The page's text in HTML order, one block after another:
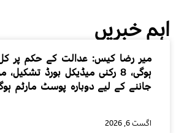
اہم خبریں
میر رضا کیس: عدالت کے حکم پر
ہوگی، 8 رکنی میڈیکل بورڈ
جاننے کے لیے دوبارہ پوسٹ مارٹم
اگست 6, 2026